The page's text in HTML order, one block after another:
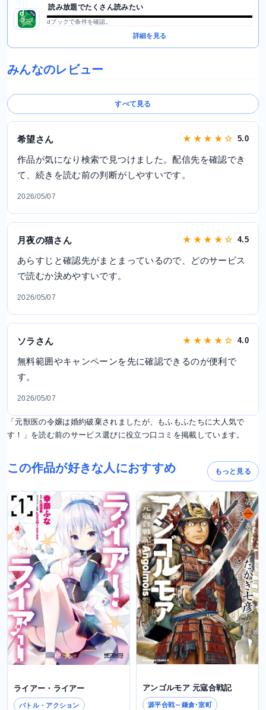
読み放題でたくさん読みたい
dブックで条件を確認。
詳細を見る
みんなのレビュー
すべて見る
希望さん ★ ★ ★ ★ ☆ 5.0
作品が気になり検索で見つけました。配信先を確認でき
て、続きを読む前の判断がしやすいです。
2026/05/07
月夜の猫さん ★ ★ ★ ★ ☆ 4.5
あらすじと確認先がまとまっているので、どのサービス
で読むか決めやすいです。
2026/05/07
ソラさん ★ ★ ★ ★ ☆ 4.0
無料範囲やキャンペーンを先に確認できるのが便利で
す。
2026/05/07
「元獣医の令嬢は婚約破棄されましたが、もふもふたちに大人気で
す！」を読む前のサービス選びに役立つ口コミを掲載しています。
この作品が好きな人におすすめ もっと見る
ライアー・ライアー
バトル・アクション
アンゴルモア 元寇合戦記
源平合戦～鎌倉･室町